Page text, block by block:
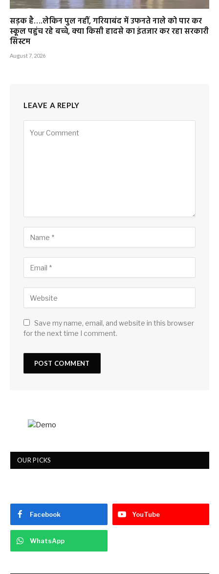
सड़क है….लेकिन पुल नहीं, गरियाबंद में उफनते नाले को पार कर
स्कूल पहुंच रहे बच्चे, क्या किसी हादसे का इंतजार कर रहा सरकारी
सिस्टम
August 7, 2026
LEAVE A REPLY
Save my name, email, and website in this browser
for the next time I comment.
OUR PICKS
Facebook YouTube
WhatsApp